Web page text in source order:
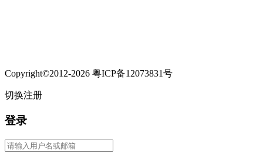
Copyright©2012-2026 粤ICP备12073831号
切换注册
登录